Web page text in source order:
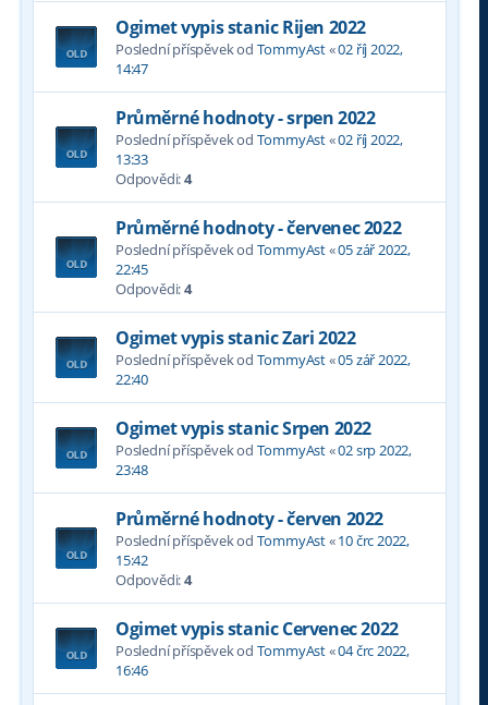
Ogimet vypis stanic Rijen 2022
Poslední příspěvek od TommyAst«02 říj 2022,
14:47
Průměrné hodnoty - srpen 2022
Poslední příspěvek od TommyAst«02 říj 2022,
13:33
Odpovědi:4
Průměrné hodnoty - červenec 2022
Poslední příspěvek od TommyAst«05 zář 2022,
22:45
Odpovědi:4
Ogimet vypis stanic Zari 2022
Poslední příspěvek od TommyAst«05 zář 2022,
22:40
Ogimet vypis stanic Srpen 2022
Poslední příspěvek od TommyAst«02 srp 2022,
23:48
Průměrné hodnoty - červen 2022
Poslední příspěvek od TommyAst«10 črc 2022,
15:42
Odpovědi:4
Ogimet vypis stanic Cervenec 2022
Poslední příspěvek od TommyAst«04 črc 2022,
16:46